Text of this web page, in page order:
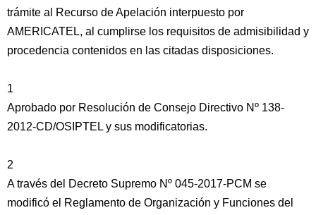
trámite al Recurso de Apelación interpuesto por
AMERICATEL, al cumplirse los requisitos de admisibilidad y
procedencia contenidos en las citadas disposiciones.
1
Aprobado por Resolución de Consejo Directivo Nº 138-
2012-CD/OSIPTEL y sus modificatorias.
2
A través del Decreto Supremo Nº 045-2017-PCM se
modificó el Reglamento de Organización y Funciones del